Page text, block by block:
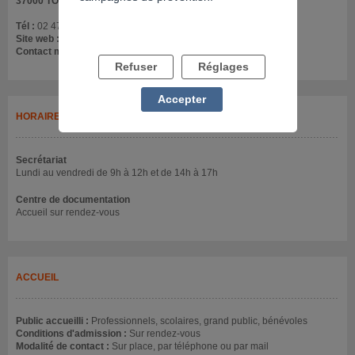
Tél : 02 47 25 52 83
Site web :
Contact mail :
HORAIRES
Secrétariat
Lundi au vendredi de 9h à 12h et de 14h à 17h
Centre de documentation
Accueil sur rendez-vous
ACCUEIL
Public accueilli : Professionnels, scolaires, grand public, bénévoles
Conditions d'admission : Sur rendez-vous
Modalité de contact : Sur place, par téléphone ou par mail
Refuser Réglages
Accepter